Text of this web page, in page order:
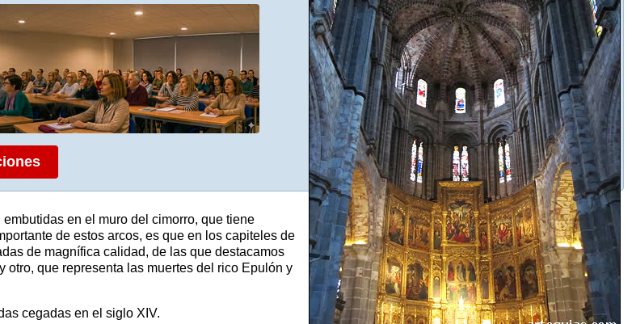
en el muro del cimorro, que tiene
de estos arcos, es que en los capiteles de
de magnífica calidad, de las que destacamos
que representa las muertes del rico Epulón y
cegadas en el siglo XIV.